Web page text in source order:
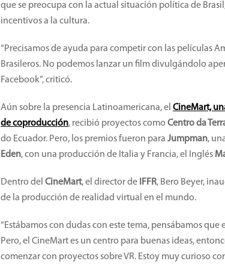
que se preocupa con la actual situación política de
incentivos a la cultura.
“Precisamos de ayuda para competir con las películas
Brasileros. No podemos lanzar un film divulgándolo
Facebook”, criticó.
Aún sobre la presencia Latinoamericana, el CineMart,
de coproducción, recibió proyectos como Centro da
do Ecuador. Pero, los premios fueron para Jumpman,
Eden, con una producción de Italia y Francia, el Inglés
Dentro del CineMart, el director de IFFR, Bero Beyer,
de la producción de realidad virtual en el mundo.
“Estábamos con dudas con este tema, pensábamos
Pero, el CineMart es un centro para buenas ideas,
comenzar con proyectos sobre VR. Estoy muy curioso